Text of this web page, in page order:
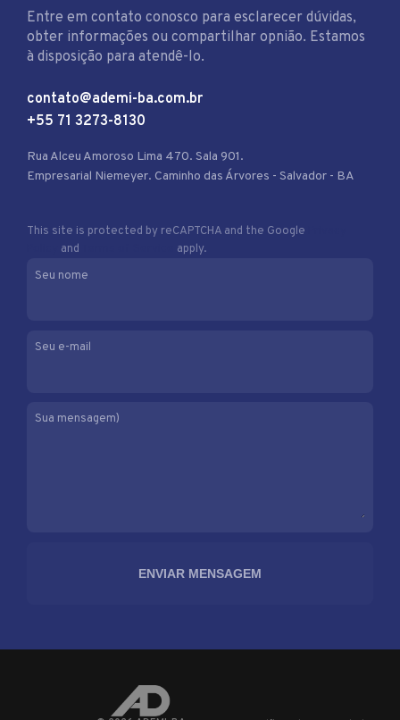
Entre em contato conosco para esclarecer dúvidas,
obter informações ou compartilhar opnião. Estamos
à disposição para atendê-lo.
contato@ademi-ba.com.br
+55 71 3273-8130
Rua Alceu Amoroso Lima 470. Sala 901.
Empresarial Niemeyer. Caminho das Árvores - Salvador - BA
This site is protected by reCAPTCHA and the Google
and
apply.
Seu nome
Seu e-mail
Sua mensagem)